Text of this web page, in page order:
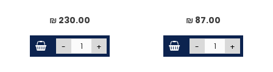
87.00 ₪
- +
230.00 ₪
- +